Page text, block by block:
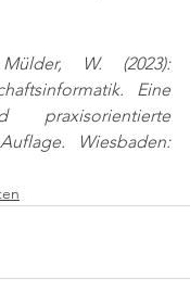
W. (2023):
Eine
praxisorientierte
Wiesbaden: